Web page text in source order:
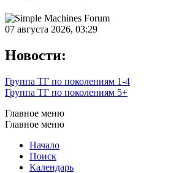
07 августа 2026, 03:29
Новости:
Группа ТГ по поколениям 1-4
Группа ТГ по поколениям 5+
Главное меню
Главное меню
Начало
Поиск
Календарь